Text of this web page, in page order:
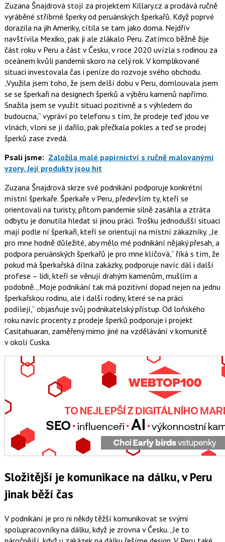
Zuzana Šnajdrová stojí za projektem Killary.cz a prodává ručně
vyráběné stříbrné šperky od peruánských šperkařů. Když poprvé
dorazila na jih Ameriky, cítila se tam jako doma. Nejdřív
navštívila Mexiko, pak ji ale zlákalo Peru. Zatímco běžně žije
část roku v Peru a část v Česku, v roce 2020 uvízla s rodinou za
oceánem kvůli pandemii skoro na celý rok. V komplikované
situaci investovala čas i peníze do rozvoje svého obchodu.
Využila jsem toho, že jsem delší dobu v Peru, domlouvala jsem
se se šperkaři na designech šperků a výběru kamenů napřímo.
Snažila jsem se využít situaci pozitivně a s výhledem do
budoucna, vypráví po telefonu s tím, že prodeje teď jdou ve
vlnách, vloni se jí dařilo, pak přečkala pokles a teď se prodej
šperků zase zvedá.
Psali jsme: Založila malé papírnictví s ručně malovanými
vzory. Její produkty jsou hit
Zuzana Šnajdrová skrze své podnikání podporuje konkrétní
místní šperkaře. Šperkaře v Peru, především ty, kteří se
orientovali na turisty, přitom pandemie silně zasáhla a ztráta
odbytu je donutila hledat si jinou práci. Trošku jednodušší situaci
mají podle ní šperkaři, kteří se orientují na místní zákazníky. Je
pro mne hodně důležité, aby mělo mé podnikání nějaký přesah, a
podpora peruánských šperkařů je pro mne klíčová, říká s tím, že
pokud má šperkařská dílna zakázky, podporuje navíc dál i další
profese – lidi, kteří se věnují drahým kamenům, mušlím a
podobně. Moje podnikání tak má pozitivní dopad nejen na jednu
šperkařskou rodinu, ale i další rodiny, které se na práci
podílejí, objasňuje svůj podnikatelský přístup. Od loňského
roku navíc procenty z prodeje šperků podporuje i projekt
Casitahuaran, zaměřený mimo jiné na vzdělávání v komunitě
v okolí Cuska.
Složitější je komunikace na dálku, v Peru
jinak běží čas
V podnikání je pro ni někdy těžší komunikovat se svými
spolupracovníky na dálku, když je zrovna v Česku. Je to